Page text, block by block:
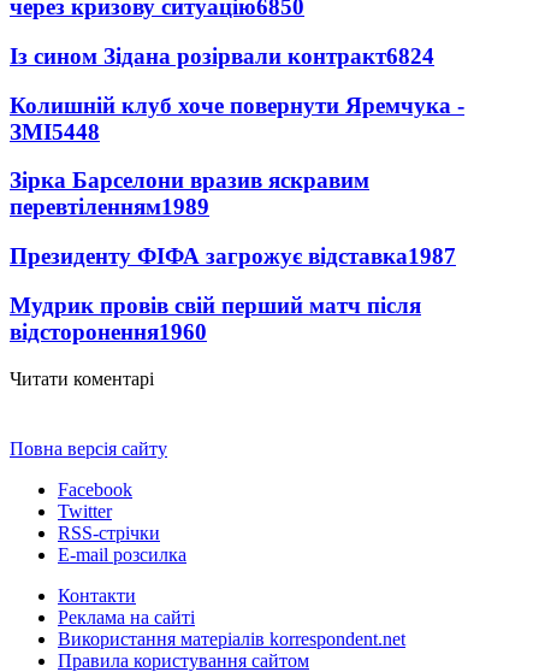
через кризову ситуацію6850
Із сином Зідана розірвали контракт6824
Колишній клуб хоче повернути Яремчука -
ЗМІ5448
Зірка Барселони вразив яскравим
перевтіленням1989
Президенту ФІФА загрожує відставка1987
Мудрик провів свій перший матч після
відсторонення1960
Читати коментарі
Повна версія сайту
Facebook
Twitter
RSS-стрічки
E-mail розсилка
Контакти
Реклама на сайті
Використання матеріалів korrespondent.net
Правила користування сайтом